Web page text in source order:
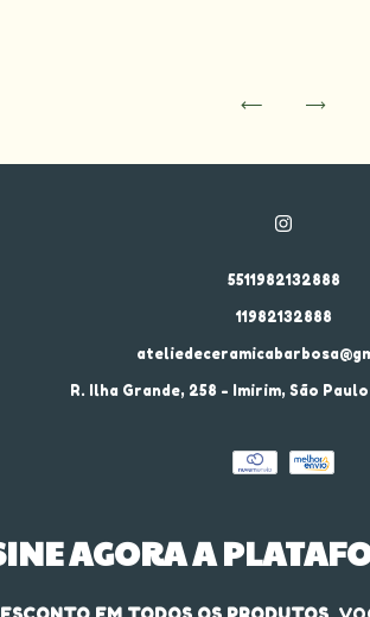
5511982132888
11982132888
R. Ilha Grande, 258 - Imirim, São
AGORA A